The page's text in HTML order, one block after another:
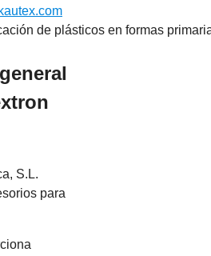
de plásticos en formas
S.L.
para